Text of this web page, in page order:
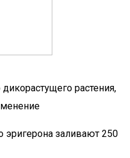
растения,
заливают 250